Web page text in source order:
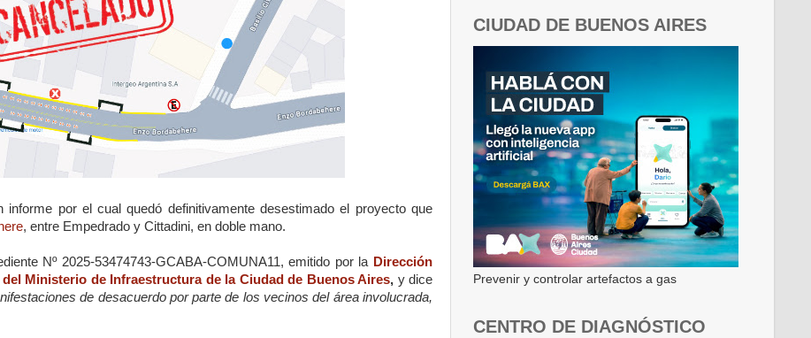
por el cual quedó definitivamente desestimado el proyecto que
, entre Empedrado y Cittadini, en doble mano.
Nº 2025-53474743-GCABA-COMUNA11, emitido por la Dirección
Ministerio de Infraestructura de la Ciudad de Buenos Aires, y dice
de desacuerdo por parte de los vecinos del área involucrada,
CIUDAD DE BUENOS AIRES
Prevenir y controlar artefactos a gas
CENTRO DE DIAGNÓSTICO